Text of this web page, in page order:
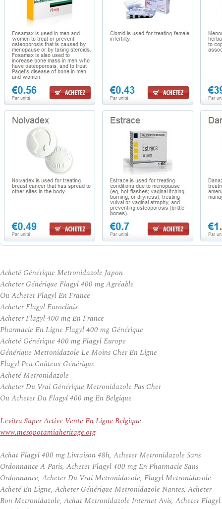
Acheté Générique Metronidazole Japon
Acheter Générique Flagyl 400 mg Agréable
Ou Acheter Flagyl En France
Acheter Flagyl Euroclinix
Acheter Flagyl 400 mg En France
Pharmacie En Ligne Flagyl 400 mg Générique
Acheté Générique 400 mg Flagyl Europe
Générique Metronidazole Le Moins Cher En Ligne
Flagyl Peu Coûteux Générique
Acheté Metronidazole
Acheter Du Vrai Générique Metronidazole Pas Cher
Ou Acheter Du Flagyl 400 mg En Belgique
Levitra Super Active Vente En Ligne Belgique
www.mesopotamiaheritage.org
Achat Flagyl 400 mg Livraison 48h, Acheter Metronidazole Sans
Ordonnance A Paris, Acheter Flagyl 400 mg En Pharmacie Sans
Ordonnance, Acheter Du Vrai Metronidazole, Flagyl Metronidazole
Acheté En Ligne, Acheter Générique Metronidazole Nantes, Acheter
Bon Metronidazole, Achat Metronidazole Internet Avis, Acheter Flagyl